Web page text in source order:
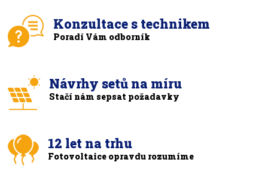
Konzultace s technikem
Poradí Vám odborník
Návrhy setů na míru
Stačí nám sepsat požadavky
12 let na trhu
Fotovoltaice opravdu rozumíme